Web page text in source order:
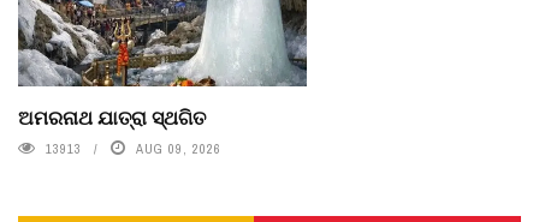
ଅମରନାଥ ଯାତ୍ରା ସ୍ଥଗିତ
13913 AUG 09, 2026